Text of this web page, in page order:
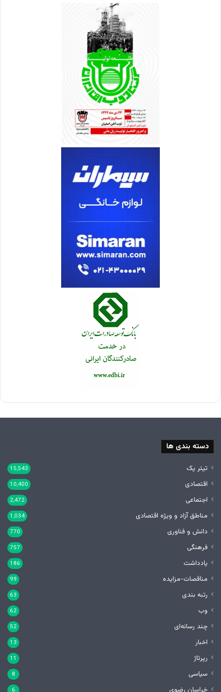
دسته بندی ها
تیتر یک 15,543
اقتصادی 10,400
اجتماعی 2,472
مناطق آزاد و ویژه اقتصادی 1,034
دانش و فناوری 770
فرهنگی 757
یادداشت 186
مناقصات-مزایده 99
رتبه بندی 63
وب 62
چند رسانه‌ای 52
اخبار 13
رپرتاژ 11
سیاسی 8
خراسان رضوی 6